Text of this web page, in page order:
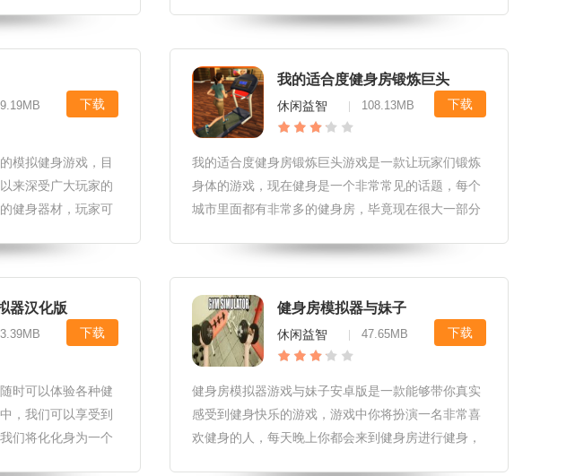
不能在健身房中玩
里，再加上现在的饮食比几十年前要好很多，有的时
候晚上还需要吃宵夜导致我们很
下载
模拟健身游戏，目
来深受广大玩家的
健身器材，玩家可
健身房中不仅有帅
我的适合度健身房锻炼巨头
休闲益智 108.13MB 下载
我的适合度健身房锻炼巨头游戏是一款让玩家们锻炼
身体的游戏，现在健身是一个非常常见的话题，每个
城市里面都有非常多的健身房，毕竟现在很大一部分
小的，长此以往都会有些肥胖，于是我们对自己的健
康问题也会越来越重视，健身房
器汉化版
下载
时可以体验各种健
，我们可以享受到
们将化化身为一个
健身房模拟器与妹子
休闲益智 47.65MB 下载
健身房模拟器游戏与妹子安卓版是一款能够带你真实
感受到健身快乐的游戏，游戏中你将扮演一名非常喜
欢健身的人，每天晚上你都会来到健身房进行健身，